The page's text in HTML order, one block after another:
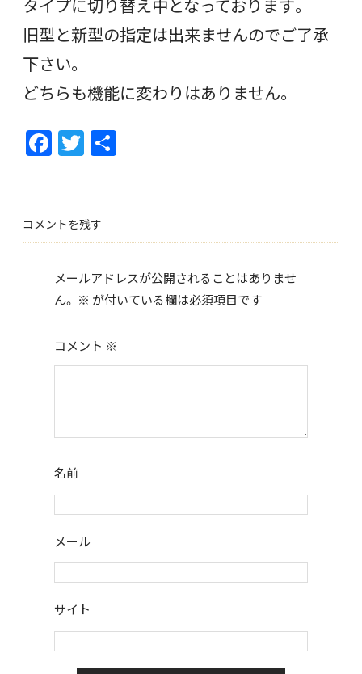
タイプに切り替え中となっております。
旧型と新型の指定は出来ませんのでご了承
下さい。
どちらも機能に変わりはありません。
F
ac
b
o
o
k
T
w
er
コメントを残す
メールアドレスが公開されることはありませ
ん。 ※ が付いている欄は必須項目です
コメント ※
名前
メール
サイト